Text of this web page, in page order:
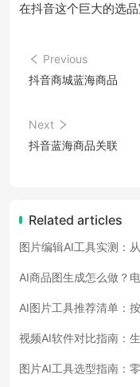
在抖音这个巨大的选
Previous
抖音商城蓝海商品
Next
抖音蓝海商品关联
Related articles
图片编辑AI工具实测：
AI商品图生成怎么做？
AI图片工具推荐清单：
视频AI软件对比指南：
图片AI工具选型指南：